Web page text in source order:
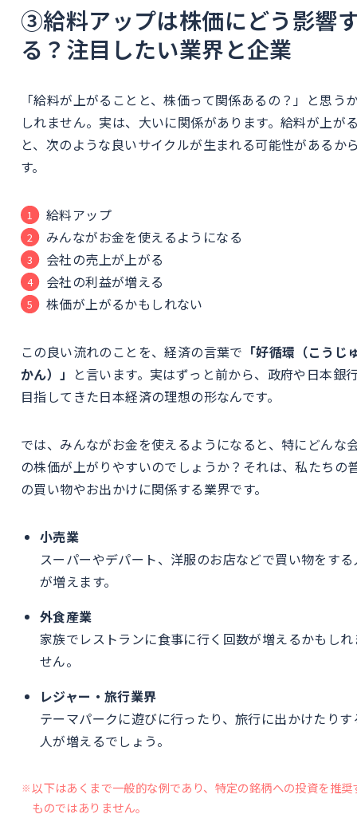
③給料アップは株価にどう影響
る？注目したい業界と企業
「給料が上がることと、株価って関係あるの？」と思う
しれません。実は、大いに関係があります。給料が上が
と、次のような良いサイクルが生まれる可能性があるか
す。
給料アップ
みんながお金を使えるようになる
会社の売上が上がる
会社の利益が増える
株価が上がるかもしれない
この良い流れのことを、経済の言葉で 「好循環（こうじ
かん）」 と言います。実はずっと前から、政府や日本銀
目指してきた日本経済の理想の形なんです。
では、みんながお金を使えるようになると、特にどんな
の株価が上がりやすいのでしょうか？それは、私たちの
の買い物やお出かけに関係する業界です。
小売業
スーパーやデパート、洋服のお店などで買い物をする
が増えます。
外食産業
家族でレストランに食事に行く回数が増えるかもしれ
せん。
レジャー・旅行業界
テーマパークに遊びに行ったり、旅行に出かけたりす
人が増えるでしょう。
以下はあくまで一般的な例であり、特定の銘柄への投資を推奨
ものではありません。